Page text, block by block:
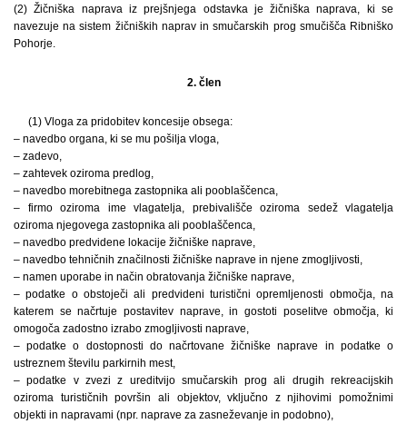
(2) Žičniška naprava iz prejšnjega odstavka je žičniška naprava, ki se
navezuje na sistem žičniških naprav in smučarskih prog smučišča Ribniško
Pohorje.
2. člen
(1) Vloga za pridobitev koncesije obsega:
– navedbo organa, ki se mu pošilja vloga,
– zadevo,
– zahtevek oziroma predlog,
– navedbo morebitnega zastopnika ali pooblaščenca,
– firmo oziroma ime vlagatelja, prebivališče oziroma sedež vlagatelja
oziroma njegovega zastopnika ali pooblaščenca,
– navedbo predvidene lokacije žičniške naprave,
– navedbo tehničnih značilnosti žičniške naprave in njene zmogljivosti,
– namen uporabe in način obratovanja žičniške naprave,
– podatke o obstoječi ali predvideni turistični opremljenosti območja, na
katerem se načrtuje postavitev naprave, in gostoti poselitve območja, ki
omogoča zadostno izrabo zmogljivosti naprave,
– podatke o dostopnosti do načrtovane žičniške naprave in podatke o
ustreznem številu parkirnih mest,
– podatke v zvezi z ureditvijo smučarskih prog ali drugih rekreacijskih
oziroma turističnih površin ali objektov, vključno z njihovimi pomožnimi
objekti in napravami (npr. naprave za zasneževanje in podobno),